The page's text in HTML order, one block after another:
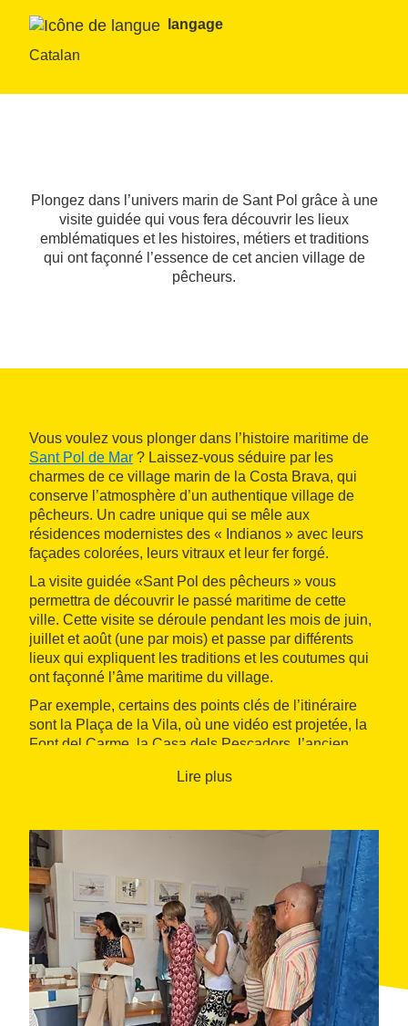
langage
Catalan
Plongez dans l’univers marin de Sant Pol grâce à une
visite guidée qui vous fera découvrir les lieux
emblématiques et les histoires, métiers et traditions
qui ont façonné l’essence de cet ancien village de
pêcheurs.
Vous voulez vous plonger dans l’histoire maritime de
Sant Pol de Mar ? Laissez-vous séduire par les
charmes de ce village marin de la Costa Brava, qui
conserve l’atmosphère d’un authentique village de
pêcheurs. Un cadre unique qui se mêle aux
résidences modernistes des « Indianos » avec leurs
façades colorées, leurs vitraux et leur fer forgé.
La visite guidée «Sant Pol des pêcheurs » vous
permettra de découvrir le passé maritime de cette
ville. Cette visite se déroule pendant les mois de juin,
juillet et août (une par mois) et passe par différents
lieux qui expliquent les traditions et les coutumes qui
ont façonné l’âme maritime du village.
Par exemple, certains des points clés de l’itinéraire
sont la Plaça de la Vila, où une vidéo est projetée, la
Font del Carme, la Casa dels Pescadors, l’ancien
plage des Barques et la Caseta del Motor.
découvrir l’essence et l’histoire d’un Sant Pol
authentique, profondément lié à la mer.
Lire plus